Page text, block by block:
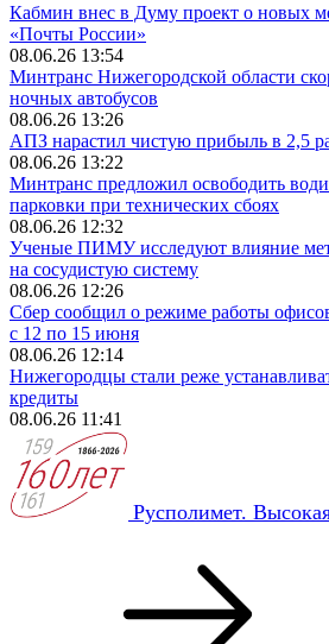
Кабмин внес в Думу проект о новых
«Почты России»
08.06.26 13:54
Минтранс Нижегородской области
ночных автобусов
08.06.26 13:26
АПЗ нарастил чистую прибыль в 2,5
08.06.26 13:22
Минтранс предложил освободить
парковки при технических сбоях
08.06.26 12:32
Ученые ПИМУ исследуют влияние
на сосудистую систему
08.06.26 12:26
Сбер сообщил о режиме работы
с 12 по 15 июня
08.06.26 12:14
Нижегородцы стали реже
кредиты
08.06.26 11:41
Русполимет.